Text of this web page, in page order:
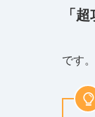
「
です。